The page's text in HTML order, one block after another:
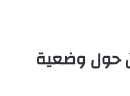
حول وضعية